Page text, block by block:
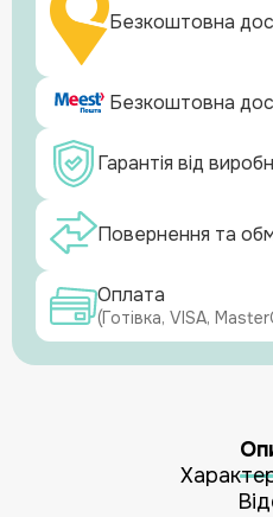
Безкоштовна
Безкоштовна
Гарантія від
Повернення та
Оплата
(Готівка, VISA,